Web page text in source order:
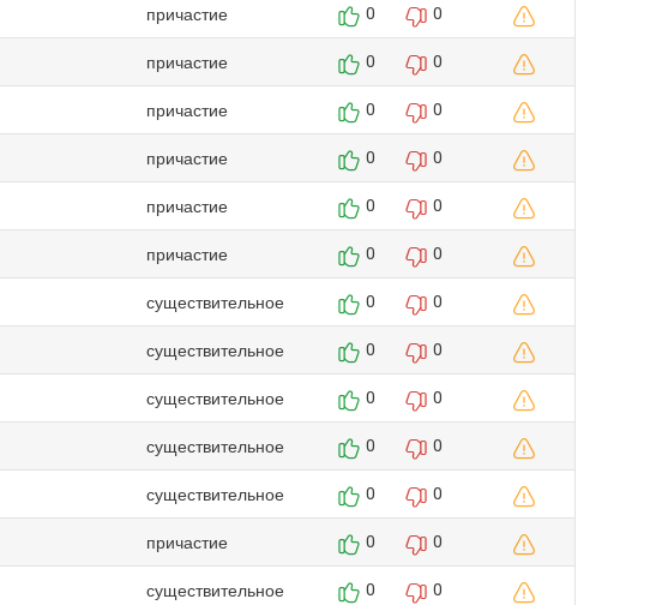
причастие 0 0
причастие 0 0
причастие 0 0
причастие 0 0
причастие 0 0
причастие 0 0
существительное 0 0
существительное 0 0
существительное 0 0
существительное 0 0
существительное 0 0
причастие 0 0
существительное 0 0